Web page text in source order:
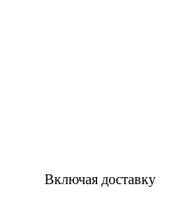
Включая доставку